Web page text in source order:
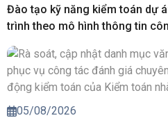
Đào tạo kỹ năng kiểm toán dự
trình theo mô hình thông tin
05/08/2026